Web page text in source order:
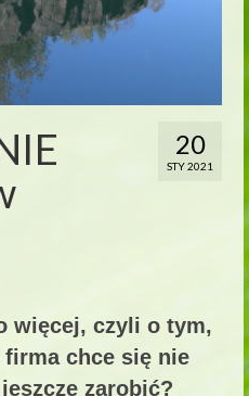
20
STY 2021
więcej, czyli o tym,
firma chce się nie
zarobić?